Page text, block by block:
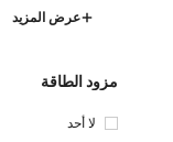
عرض المزيد
مزود الطاقة
لا أحد